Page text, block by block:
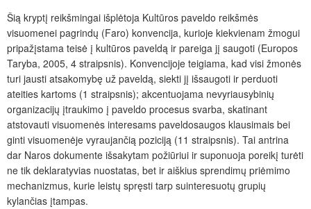
Šią kryptį reikšmingai išplėtoja Kultūros paveldo reikšmės
visuomenei pagrindų (Faro) konvencija, kurioje kiekvienam žmogui
pripažįstama teisė į kultūros paveldą ir pareiga jį saugoti (Europos
Taryba, 2005, 4 straipsnis). Konvencijoje teigiama, kad visi žmonės
turi jausti atsakomybę už paveldą, siekti jį išsaugoti ir perduoti
ateities kartoms (1 straipsnis); akcentuojama nevyriausybinių
organizacijų įtraukimo į paveldo procesus svarba, skatinant
atstovauti visuomenės interesams paveldosaugos klausimais bei
ginti visuomenėje vyraujančią poziciją (11 straipsnis). Tai antrina
dar Naros dokumente išsakytam požiūriui ir suponuoja poreikį turėti
ne tik deklaratyvias nuostatas, bet ir aiškius sprendimų priėmimo
mechanizmus, kurie leistų spręsti tarp suinteresuotų grupių
kylančias įtampas.